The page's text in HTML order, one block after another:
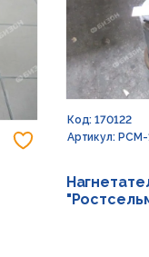
Добавить в
Код: 170122
Артикул: РСМ-